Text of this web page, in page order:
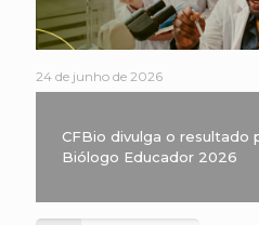
24 de junho de 2026
CFBio divulga o resultado
Biólogo Educador 2026